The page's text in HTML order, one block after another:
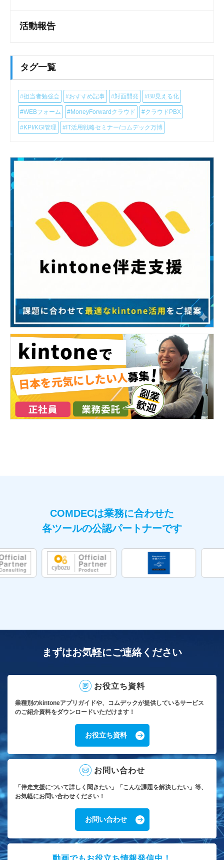
活動報告
タグ一覧
#担当者勉強会 #おすすめ記事 #対面開発 #BI/見える化
#WEBフォーム #MoneyForwardクラウド #クラウドPBX
#KPI/KGI管理 #IT活用戦略セミナー/コムデック万博
COMDECは業務に合わせた
各ツールの公認パートナーです
まずはお気軽にご連絡ください
お役立ち資料
業種別のkintoneアプリガイドや、コムデックが提供しているサービス
のご紹介資料をダウンロードいただけます！
お役立ち資料
お問い合わせ
「伴走支援について詳しく聞きたい」「こんな課題を解決したい」等、
お気軽にお問い合わせください！
お問い合わせ
動画でもお役立ち情報発信中！